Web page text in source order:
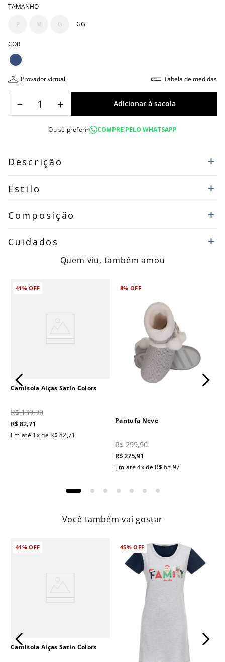
TAMANHO
P M G GG
COR
provador virtual tabela de medidas
＋
－
Ou se preferir COMPRE PELO WHATSAPP
Descrição
Estilo
Composição
Cuidados
Quem viu, também amou
41%OFF
Camisola Alças Satin Colors
R$ 139,90
R$82,71
Em até 1x de R$ 82,71
8% OFF
Pantufa Neve
R$ 299,90
R$275,91
Em até4x de R$ 68,97
Você também vai gostar
41%OFF
Camisola Alças Satin Colors
45%OFF